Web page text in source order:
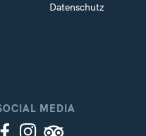
Datenschutz
MEDIA